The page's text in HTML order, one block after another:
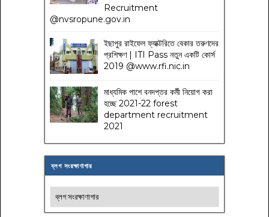
Recruitment
@nvsropune.gov.in
ইছাপুর রাইফেল ফ্যাক্টরিতে বেকার তরুণদের
প্রশিক্ষণ | ITI Pass নতুন একটি কোর্স
2019 @www.rfi.nic.in
মাধ্যমিক পাশে বনদপ্তর কর্মী নিয়োগ করা
হচ্ছে 2021-22 forest
department recruitment
2021
ব্লগ সংরক্ষাণাগার